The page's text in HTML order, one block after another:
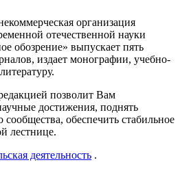
организация
отечественной науки
обозрение» выпускает пять
издает монографии, учебно-
позволит Вам
достижения, поднять
сообщества, обеспечить стабильное
лестнице.
деятельность .